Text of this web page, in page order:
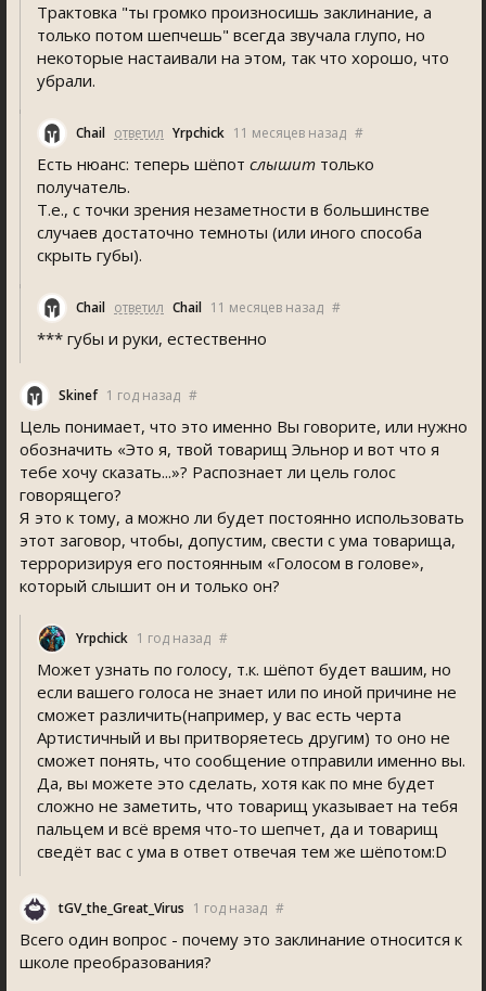
Трактовка "ты громко произносишь заклинание, а
только потом шепчешь" всегда звучала глупо, но
некоторые настаивали на этом, так что хорошо, что
убрали.
Chail ответил Yrpchick 11 месяцев назад #
Есть нюанс: теперь шёпот слышит только
получатель.
Т.е., с точки зрения незаметности в большинстве
случаев достаточно темноты (или иного способа
скрыть губы).
Chail ответил Chail 11 месяцев назад #
*** губы и руки, естественно
Skinef 1 год назад #
Цель понимает, что это именно Вы говорите, или нужно
обозначить «Это я, твой товарищ Эльнор и вот что я
тебе хочу сказать...»? Распознает ли цель голос
говорящего?
Я это к тому, а можно ли будет постоянно использовать
этот заговор, чтобы, допустим, свести с ума товарища,
терроризируя его постоянным «Голосом в голове»,
который слышит он и только он?
Yrpchick 1 год назад #
Может узнать по голосу, т.к. шёпот будет вашим, но
если вашего голоса не знает или по иной причине не
сможет различить(например, у вас есть черта
Артистичный и вы притворяетесь другим) то оно не
сможет понять, что сообщение отправили именно вы.
Да, вы можете это сделать, хотя как по мне будет
сложно не заметить, что товарищ указывает на тебя
пальцем и всё время что-то шепчет, да и товарищ
сведёт вас с ума в ответ отвечая тем же шёпотом:D
tGV_the_Great_Viru 1 год назад #
Всего один вопрос - почему это заклинание относится к
школе преобразования?